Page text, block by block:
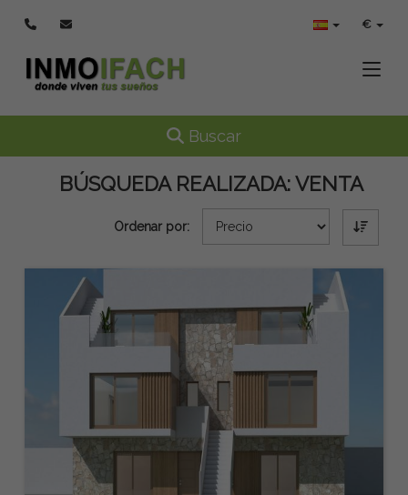
€
Toggle navigation
Buscar
BÚSQUEDA REALIZADA:VENTA
Ordenar por: